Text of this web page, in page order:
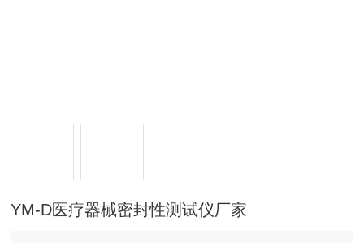
YM-D医疗器械密封性测试仪厂家